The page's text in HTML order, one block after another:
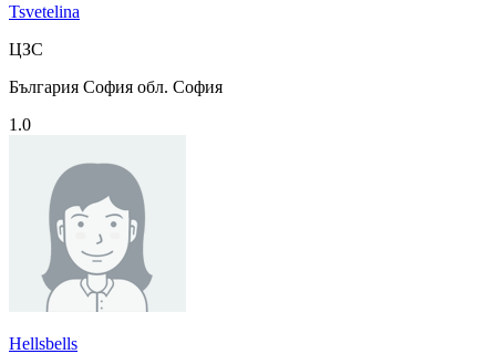
Tsvetelina
ЦЗС
България София обл. София
1.0
Hellsbells